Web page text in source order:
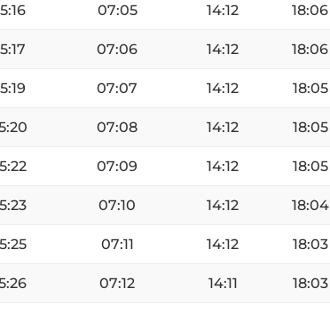
07:05 14:12 18:06
07:06 14:12 18:06
07:07 14:12 18:05
07:08 14:12 18:05
07:09 14:12 18:05
07:10 14:12 18:04
07:11 14:12 18:03
07:12 14:11 18:03